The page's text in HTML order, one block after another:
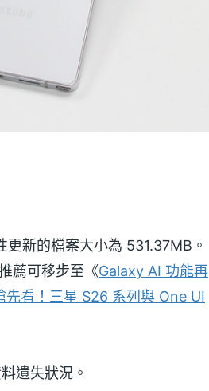
新的檔案大小為 531.37MB。
薦可移步至《Galaxy AI 功能再
先看！三星 S26 系列與 One UI
遺失狀況。